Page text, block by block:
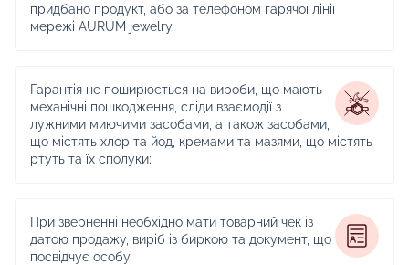
придбано продукт, або за телефоном гарячої лінії
мережі AURUM jewelry.
Гарантія не поширюється на вироби, що мають
механічні пошкодження, сліди взаємодії з
лужними миючими засобами, а також засобами,
що містять хлор та йод, кремами та мазями, що містять
ртуть та їх сполуки;
При зверненні необхідно мати товарний чек із
датою продажу, виріб із биркою та документ, що
посвідчує особу.